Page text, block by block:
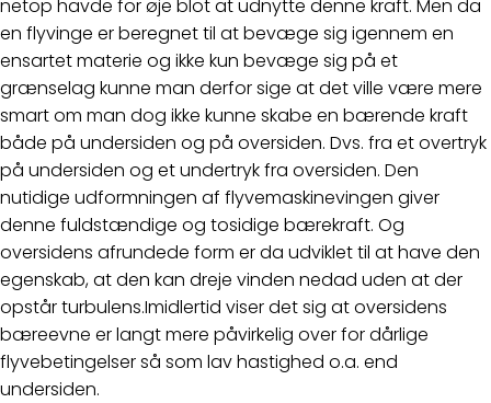
netop havde for øje blot at udnytte denne kraft. Men da
en flyvinge er beregnet til at bevæge sig igennem en
ensartet materie og ikke kun bevæge sig på et
grænselag kunne man derfor sige at det ville være mere
smart om man dog ikke kunne skabe en bærende kraft
både på undersiden og på oversiden. Dvs. fra et overtryk
på undersiden og et undertryk fra oversiden. Den
nutidige udformningen af flyvemaskinevingen giver
denne fuldstændige og tosidige bærekraft. Og
oversidens afrundede form er da udviklet til at have den
egenskab, at den kan dreje vinden nedad uden at der
opstår turbulens.Imidlertid viser det sig at oversidens
bæreevne er langt mere påvirkelig over for dårlige
flyvebetingelser så som lav hastighed o.a. end
undersiden.